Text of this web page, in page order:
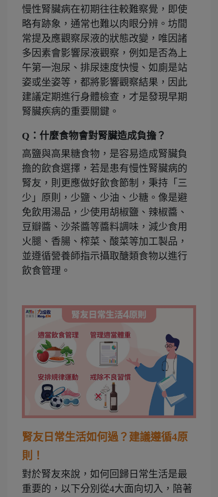
慢性腎臟病在初期往往較難察覺，即使
略有跡象，通常也難以肉眼分辨。坊間
常提及應觀察尿液的狀態改變，唯因諸
多因素會影響尿液觀察，例如是否為上
午第一泡尿、排尿速度快慢、如廁是站
姿或坐姿等，都將影響觀察結果，因此
建議定期進行身體檢查，才是發現早期
腎臟疾病的重要關鍵。
Q：什麼食物會對腎臟造成負擔？
高鹽與高果糖食物，是容易造成腎臟負
擔的飲食選擇，若是患有慢性腎臟病的
腎友，則更應做好飲食節制，秉持「三
少」原則，少鹽、少油、少糖。像是避
免飲用湯品，少使用胡椒鹽、辣椒醬、
豆瓣醬、沙茶醬等醬料調味，減少食用
火腿、香腸、榨菜、酸菜等加工製品，
並遵循營養師指示攝取醣類食物以進行
飲食管理。
腎友日常生活如何過？建議遵循4原
則！
對於腎友來說，如何回歸日常生活是最
重要的，以下分別從4大面向切入，陪著